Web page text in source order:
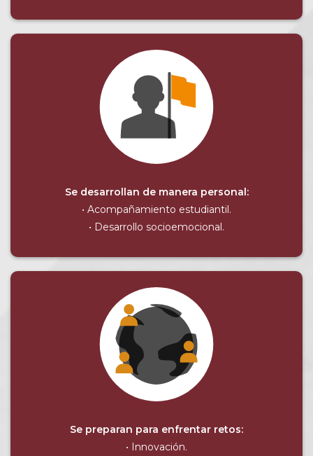
Se desarrollan de manera personal:
• Acompañamiento estudiantil.
• Desarrollo socioemocional.
Se preparan para enfrentar retos:
• Innovación.